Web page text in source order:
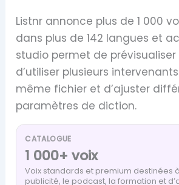
Listnr annonce plus de 1 000
dans plus de 142 langues et
studio permet de prévisualiser
d’utiliser plusieurs
même fichier et d’ajuster
paramètres de diction.
CATALOGUE
1 000+ voix
Voix standards et premium destinées
publicité, le podcast, la formation et